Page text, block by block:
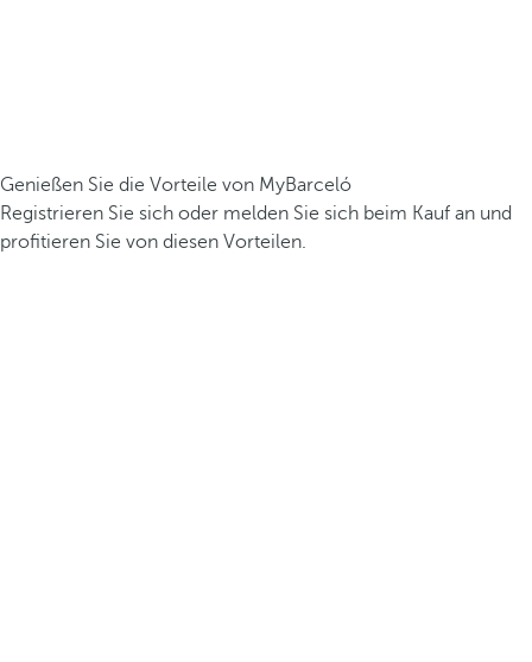
Genießen Sie die Vorteile von MyBarceló
Registrieren Sie sich oder melden Sie sich beim Kauf an und
profitieren Sie von diesen Vorteilen.